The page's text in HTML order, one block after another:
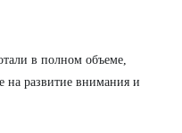
в полном объеме,
на развитие внимания и